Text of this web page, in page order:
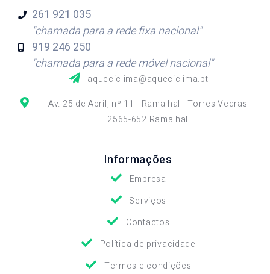
261 921 035
"chamada para a rede fixa nacional"
919 246 250
"chamada para a rede móvel nacional"
aqueciclima@aqueciclima.pt
Av. 25 de Abril, nº 11 - Ramalhal - Torres Vedras
2565-652 Ramalhal
Informações
Empresa
Serviços
Contactos
Política de privacidade
Termos e condições